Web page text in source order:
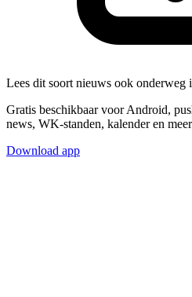
Lees dit soort nieuws ook onderweg
Gratis beschikbaar voor Android,
news, WK-standen, kalender en
Download app